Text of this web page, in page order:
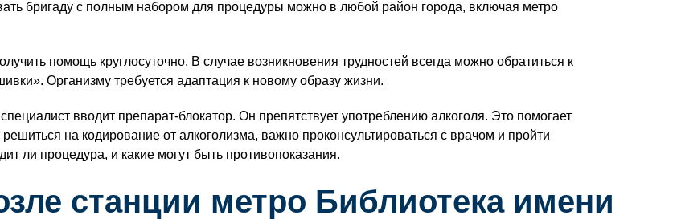
бригаду с полным набором для процедуры можно в любой район города, включая метро
помощь круглосуточно. В случае возникновения трудностей всегда можно обратиться к
Организму требуется адаптация к новому образу жизни.
вводит препарат-блокатор. Он препятствует употреблению алкоголя. Это помогает
на кодирование от алкоголизма, важно проконсультироваться с врачом и пройти
ли процедура, и какие могут быть противопоказания.
станции метро Библиотека имени